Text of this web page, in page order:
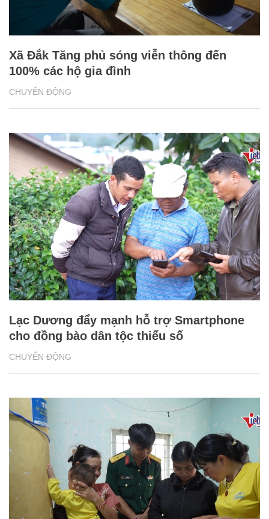
CHUYỂN ĐỘNG
Xã Đắk Tăng phủ sóng viễn thông đến
100% các hộ gia đình
CHUYỂN ĐỘNG
Lạc Dương đẩy mạnh hỗ trợ Smartphone
cho đồng bào dân tộc thiểu số